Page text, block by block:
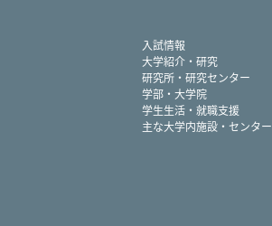
入試情報
大学紹介・研究
研究所・研究センター
学部・大学院
学生生活・就職支援
主な大学内施設・センター